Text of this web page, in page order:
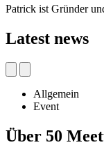
Patrick ist Gründer
Latest news
Allgemein
Event
Über 50